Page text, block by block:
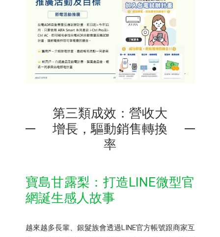
第三類成效：營收大
增長，驅動銷售轉換
率
寶島甘露梨：打造LINE微型官
網誕生感人故事
越來越多長輩、銀髮族會透過LINE官方帳號跟商家互